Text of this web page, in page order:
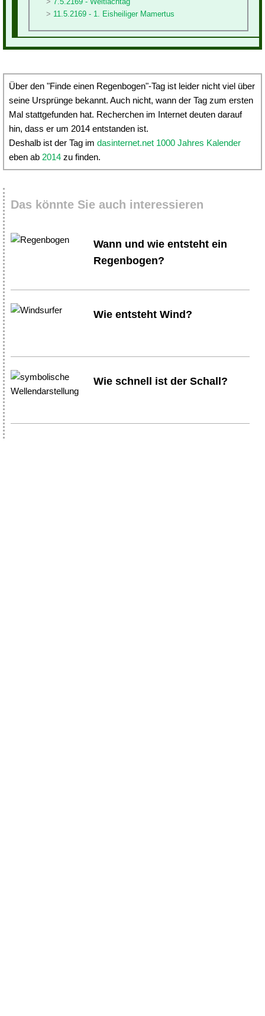
11.5.2169 - 1. Eisheiliger Mamertus
Über den "Finde einen Regenbogen"-Tag ist leider nicht viel über
seine Ursprünge bekannt. Auch nicht, wann der Tag zum ersten
Mal stattgefunden hat. Recherchen im Internet deuten darauf
hin, dass er um 2014 entstanden ist.
Deshalb ist der Tag im dasinternet.net 1000 Jahres Kalender
eben ab 2014 zu finden.
Das könnte Sie auch interessieren
Wann und wie entsteht ein
Regenbogen?
Wie entsteht Wind?
Wie schnell ist der Schall?